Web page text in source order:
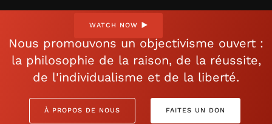
WATCH NOW
Nous promouvons un objectivisme ouvert :
la philosophie de la raison, de la réussite,
de l'individualisme et de la liberté.
À PROPOS DE NOUS FAITES UN DON